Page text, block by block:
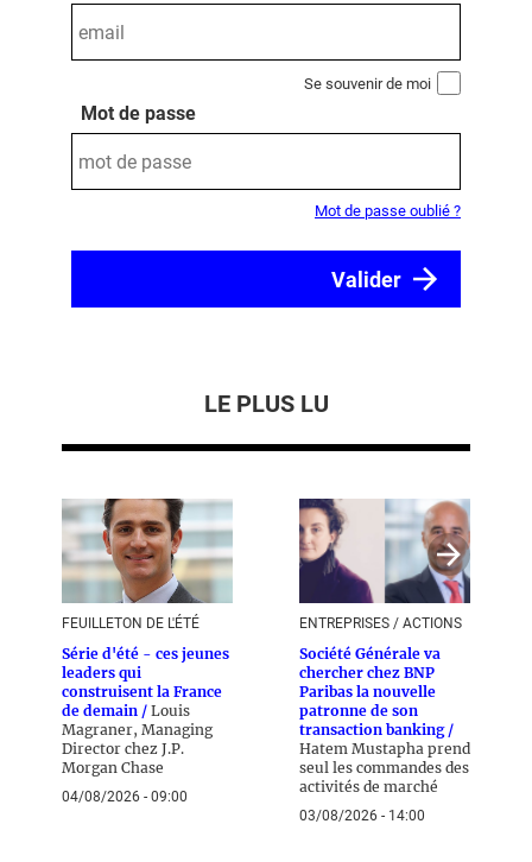
Se souvenir de moi
Mot de passe
Mot de passe oublié ?
LE PLUS LU
FEUILLETON DE L'ÉTÉ
Série d'été - ces jeunes
leaders qui
construisent la France
de demain / Louis
Magraner, Managing
Director chez J.P.
Morgan Chase
04/08/2026 - 09:00
ENTREPRISES / ACTIONS
Société Générale va
chercher chez BNP
Paribas la nouvelle
patronne de son
transaction banking /
Hatem Mustapha prend
seul les commandes des
activités de marché
03/08/2026 - 14:00